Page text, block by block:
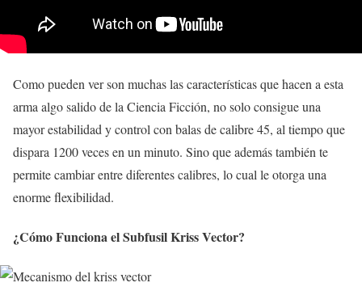
Como pueden ver son muchas las características que hacen a esta
arma algo salido de la Ciencia Ficción, no solo consigue una
mayor estabilidad y control con balas de calibre 45, al tiempo que
dispara 1200 veces en un minuto. Sino que además también te
permite cambiar entre diferentes calibres, lo cual le otorga una
enorme flexibilidad.
¿Cómo Funciona el Subfusil Kriss Vector?